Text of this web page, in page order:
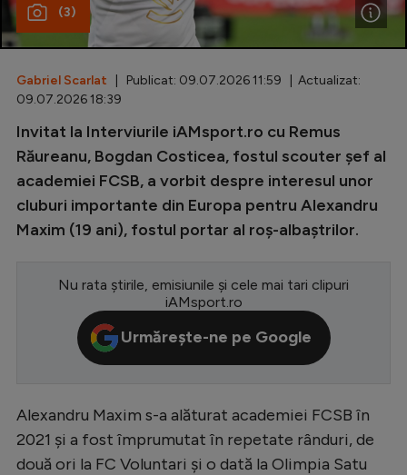
Clasamente
Europa League
Conference League
CM 2026
LaLiga
Serie A
Bundesliga
Campionate
Starurile fotbalului
(3)
Gabriel Scarlat | Publicat: 09.07.2026 11:59 | Actualizat:
09.07.2026 18:39
Invitat la Interviurile iAMsport.ro cu Remus
Răureanu, Bogdan Costicea, fostul scouter șef al
academiei FCSB, a vorbit despre interesul unor
cluburi importante din Europa pentru Alexandru
Maxim (19 ani), fostul portar al roș-albaștrilor.
Nu rata știrile, emisiunile și cele mai tari clipuri
iAMsport.ro
Urmărește-ne pe Google
Alexandru Maxim s-a alăturat academiei FCSB în
2021 și a fost împrumutat în repetate rânduri, de
două ori la FC Voluntari și o dată la Olimpia Satu